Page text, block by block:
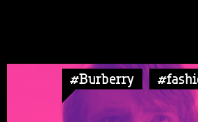
#Burberry